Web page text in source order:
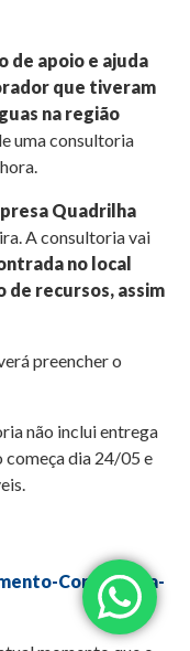
de apoio e ajuda
que tiveram
na região
uma consultoria
Quadrilha
A consultoria vai
no local
de recursos, assim
preencher o
não inclui entrega
dia 24/05 e
Consultoria-